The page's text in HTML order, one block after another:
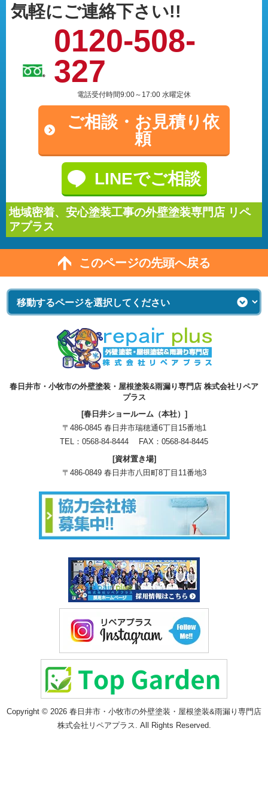
気軽にご連絡下さい!!
0120-508-
327
電話受付時間9:00～17:00 水曜定休
ご相談・ お見積り依
頼
LINEでご相談
地域密着、安心塗装工事の外壁塗装専門店 リペ
アプラス
このページの先頭へ戻る
春日井市・小牧市の外壁塗装・屋根塗装&雨漏り専門店 株式会社リペア
プラス
[春日井ショールーム（本社）]
〒486-0845 春日井市瑞穂通6丁目15番地1
TEL： 0568-84-8444 FAX：0568-84-8445
[資材置き場]
〒486-0849 春日井市八田町8丁目11番地3
Copyright © 2026 春日井市・小牧市の外壁塗装・屋根塗装&雨漏り専門店
株式会社リペアプラス. All Rights Reserved.